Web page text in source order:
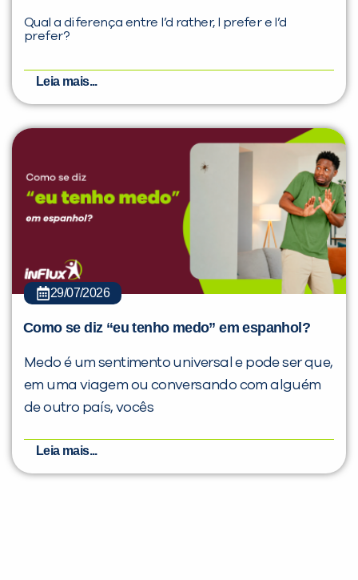
Qual a diferença entre I’d rather, I prefer e I’d
prefer?
Leia mais...
29/07/2026
Como se diz “eu tenho medo” em espanhol?
Medo é um sentimento universal e pode ser que,
em uma viagem ou conversando com alguém
de outro país, vocês
Leia mais...